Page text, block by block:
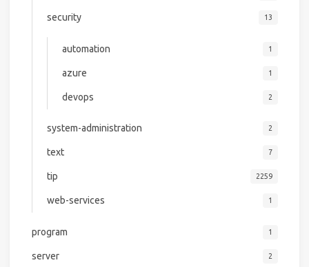
security 13
automation 1
azure 1
devops 2
system-administration 2
text 7
tip 2259
web-services 1
program 1
server 2